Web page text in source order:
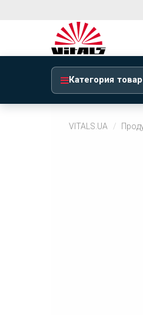
Категория
VITALS.UA